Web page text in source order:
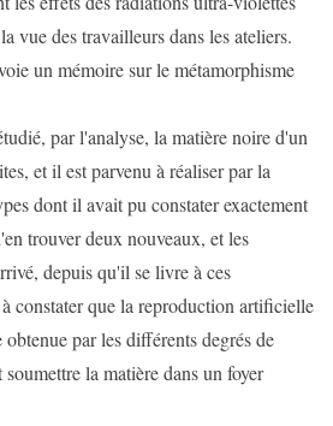
vue des travailleurs dans les ateliers.
un mémoire sur le métamorphisme
par l'analyse, la matière noire d'un
et il est parvenu à réaliser par la
dont il avait pu constater exactement
trouver deux nouveaux, et les
depuis qu'il se livre à ces
constater que la reproduction artificielle
par les différents degrés de
la matière dans un foyer